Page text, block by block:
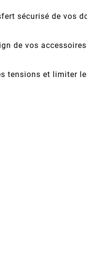
sécurisé de vos
de vos
tensions et limiter